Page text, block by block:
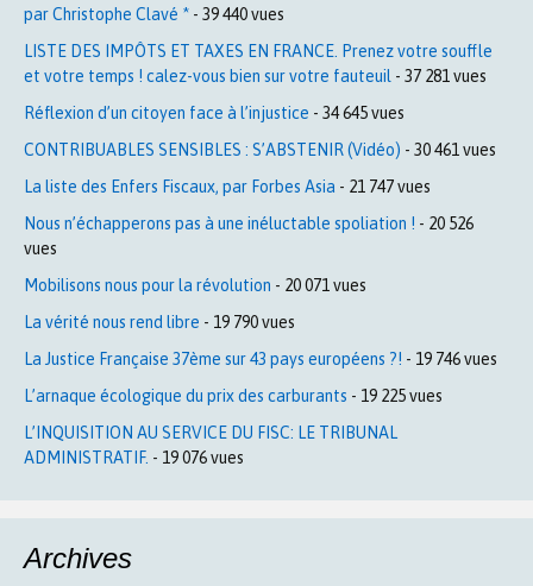
par Christophe Clavé * - 39 440 vues
LISTE DES IMPÔTS ET TAXES EN FRANCE. Prenez votre souffle
et votre temps ! calez-vous bien sur votre fauteuil - 37 281 vues
Réflexion d’un citoyen face à l’injustice - 34 645 vues
CONTRIBUABLES SENSIBLES : S’ABSTENIR (Vidéo) - 30 461 vues
La liste des Enfers Fiscaux, par Forbes Asia - 21 747 vues
Nous n’échapperons pas à une inéluctable spoliation ! - 20 526
vues
Mobilisons nous pour la révolution - 20 071 vues
La vérité nous rend libre - 19 790 vues
La Justice Française 37ème sur 43 pays européens ?! - 19 746 vues
L’arnaque écologique du prix des carburants - 19 225 vues
L’INQUISITION AU SERVICE DU FISC: LE TRIBUNAL
ADMINISTRATIF. - 19 076 vues
Archives